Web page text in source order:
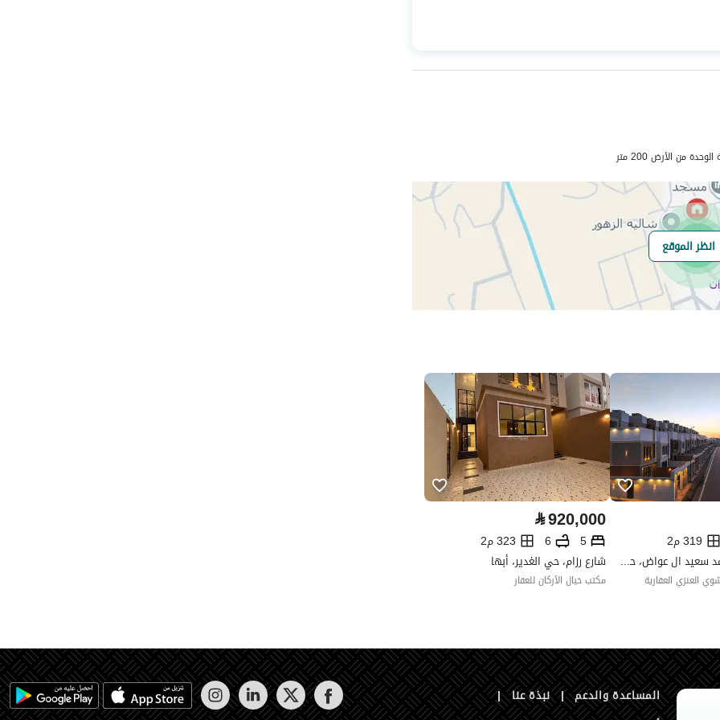
عدد الغرف
8
صرف صحي
التواصل الإجتماعي ،الإذاعة ،أخرى
هل يوجد اي التزام
على العقار ؟
العقار مرهون
لا
العقار مقيد
لا
رقم الأرض
5 / 2
ملاحظات
-
تفصيل عقار رقم 3129
من الأرض 200 متر
انظر الموقع
319 م2
شارع عبدالله محمد سعيد ال عواض، حي الغدير، أبها
العنزي العقارية
⃁920,000
5
6
323 م2
شارع رزام، حي الغدير، أبها
مكتب خيال الأركان للعقار
المساعدة والدعم | نبذة عنا |